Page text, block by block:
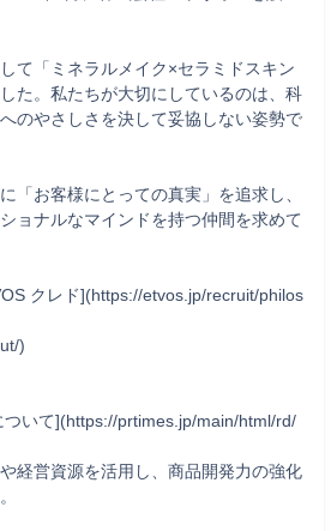
て「ミネラルメイク×セラミドスキン
た。私たちが大切にしているのは、科
のやさしさを決して妥協しない姿勢で
「お客様にとっての真実」を追求し、
ョナルなマインドを持つ仲間を求めて
クレド](https://etvos.jp/recruit/philos
)
いて](https://prtimes.jp/main/html/rd/
経営資源を活用し、商品開発力の強化